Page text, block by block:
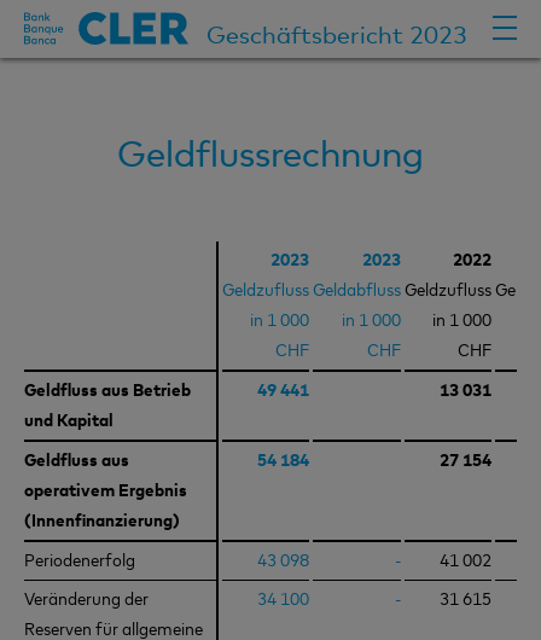
Geschäftsbericht 2023
Geldflussrechnung
2023
Geldzufluss
in 1 000
CHF
2023
Geldabfluss
in 1 000
CHF
2022
Geldzufluss
in 1 000
CHF
Geldfluss aus Betrieb
und Kapital
49 441 13 031
Geldfluss aus
operativem Ergebnis
(Innenfinanzierung)
54 184 27 154
Periodenerfolg 43 098 - 41 002
Veränderung der
Reserven für allgemeine
34 100 - 31 615
Geldfluss aus Betrieb
und Kapital
Geldfluss aus
operativem Ergebnis
(Innenfinanzierung)
Periodenerfolg
Veränderung der
Reserven für allgemeine